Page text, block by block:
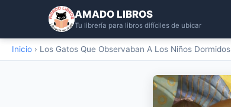
AMADO LIBROS
Tu librería para libros difíciles de ubicar
Inicio › Los Gatos Que Observaban A Los Niños Dormidos